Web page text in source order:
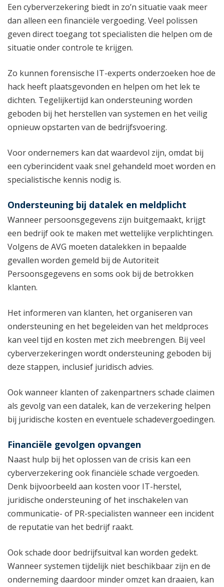
Een cyberverzekering biedt in zo’n situatie vaak meer
dan alleen een financiële vergoeding. Veel polissen
geven direct toegang tot specialisten die helpen om de
situatie onder controle te krijgen.
Zo kunnen forensische IT-experts onderzoeken hoe de
hack heeft plaatsgevonden en helpen om het lek te
dichten. Tegelijkertijd kan ondersteuning worden
geboden bij het herstellen van systemen en het veilig
opnieuw opstarten van de bedrijfsvoering.
Voor ondernemers kan dat waardevol zijn, omdat bij
een cyberincident vaak snel gehandeld moet worden en
specialistische kennis nodig is.
Ondersteuning bij datalek en meldplicht
Wanneer persoonsgegevens zijn buitgemaakt, krijgt
een bedrijf ook te maken met wettelijke verplichtingen.
Volgens de AVG moeten datalekken in bepaalde
gevallen worden gemeld bij de Autoriteit
Persoonsgegevens en soms ook bij de betrokken
klanten.
Het informeren van klanten, het organiseren van
ondersteuning en het begeleiden van het meldproces
kan veel tijd en kosten met zich meebrengen. Bij veel
cyberverzekeringen wordt ondersteuning geboden bij
deze stappen, inclusief juridisch advies.
Ook wanneer klanten of zakenpartners schade claimen
als gevolg van een datalek, kan de verzekering helpen
bij juridische kosten en eventuele schadevergoedingen.
Financiële gevolgen opvangen
Naast hulp bij het oplossen van de crisis kan een
cyberverzekering ook financiële schade vergoeden.
Denk bijvoorbeeld aan kosten voor IT-herstel,
juridische ondersteuning of het inschakelen van
communicatie- of PR-specialisten wanneer een incident
de reputatie van het bedrijf raakt.
Ook schade door bedrijfsuitval kan worden gedekt.
Wanneer systemen tijdelijk niet beschikbaar zijn en de
onderneming daardoor minder omzet kan draaien, kan